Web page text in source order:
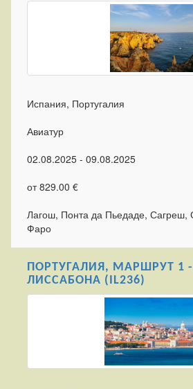
Испания, Португалия
Авиатур
02.08.2025 - 09.08.2025
от 829.00 €
Лагош, Понта да Пьедаде, Сагреш,
Фаро
ПОРТУГАЛИЯ, МАРШРУТ 1
ЛИССАБОНА (IL236)